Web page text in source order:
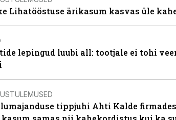
Lihatööstuse ärikasum kasvas üle
lepingud luubi all: tootjale ei tohi
tippjuhi Ahti Kalde